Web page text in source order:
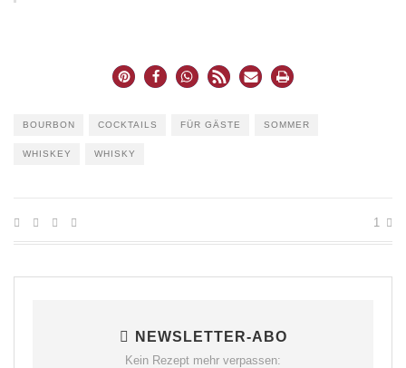
BOURBON COCKTAILS FÜR GÄSTE SOMMER
WHISKEY WHISKY
1
NEWSLETTER-ABO
Kein Rezept mehr verpassen: